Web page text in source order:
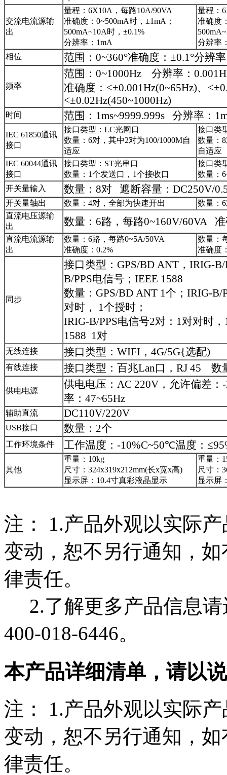
交流电流源输
出
量程：6X10A，每路10A/90VA
准确度：0~500mA时，±1mA；
500mA~10A时，±0.1%
分辨率：1mA
量程：
准确度
分辨率
相位
范围：0~360°准确度：±0.1°分辨率
频率
范围：0~1000Hz 分辨率：
准确度：<±0.001Hz(0~65Hz)、
<±0.02Hz(450~1000Hz)
时间 范围：1ms~9999.999s 分辨率：
IEC 61850通讯
接口
接口类型：LC光网口
数量：6对，其中2对为100/1000M自
适应
接口类
数量：
自适应
IEC 60044通讯
接口
接口类型：ST光串口
数量：1个发送口，1个接收口
接口类
数量：
开关量输入
数量：8对 遮断容量：DC250V/
开关量轴出 数量：4对，全部为快速开出
数量：
直流电压源输
出
数量：6路，每路0~160V/60VA
直流电流源输
出
数量：6路，每路0~5A/50VA
准确度：0.2%
数量：
准确度
同步
接口类型：GPS/BD ANT，IRIG-
B/PPS电信号；IEEE 1588
数量：GPS/BD ANT 1个；IRIG-B/
对时， 1个授时；
IRIG-B/PPS电信号2对：1对对时
1588 1对
无线连接 接口类型：WIFI，4G/5G{选配)
有线连接 接口类型：百兆Lan口，RJ 45 数
供电电源
供电电压：AC 220V，允许偏差
率：47~65Hz
辅助直流 DC110V/220V
USB接口 数量：2个
工作环境条件 工作温度：-10%C~50℃温度：
其他
重量：10kg
尺寸：324x319x212mm(长x宽x高)
显示屏：10.4寸真彩液晶显示
重量：
尺寸：
显示屏
注： 1.产品外观以实际
变动，恕不另行通知，
律责任。
2.了解更多产品信息请
400-018-6446。
本产品详细清单，请以
注： 1.产品外观以实际
变动，恕不另行通知，
律责任。